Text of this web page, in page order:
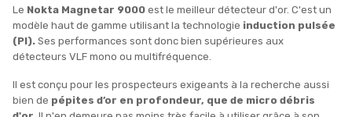
Le Nokta Magnetar 9000 est le meilleur détecteur d'or. C'est un
modèle haut de gamme utilisant la technologie induction pulsée
(PI). Ses performances sont donc bien supérieures aux
détecteurs VLF mono ou multifréquence.
Il est conçu pour les prospecteurs exigeants à la recherche aussi
bien de pépites d’or en profondeur, que de micro débris